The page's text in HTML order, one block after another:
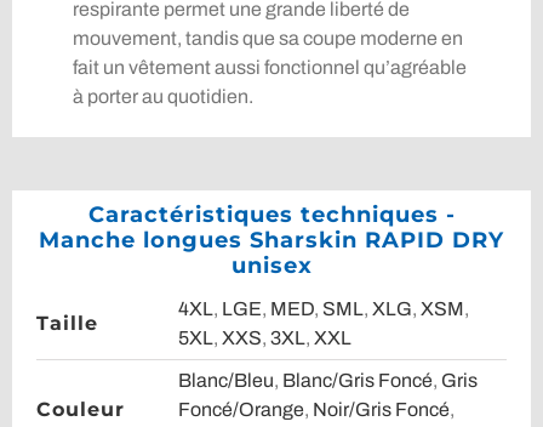
respirante permet une grande liberté de
mouvement, tandis que sa coupe moderne en
fait un vêtement aussi fonctionnel qu’agréable
à porter au quotidien.
Caractéristiques techniques -
Manche longues Sharskin RAPID DRY
unisex
Taille
4XL, LGE, MED, SML, XLG, XSM,
5XL, XXS, 3XL, XXL
Couleur
Blanc/Bleu, Blanc/Gris Foncé, Gris
Foncé/Orange, Noir/Gris Foncé,